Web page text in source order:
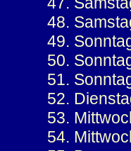
48.
49.
50.
51.
52.
53.
54.